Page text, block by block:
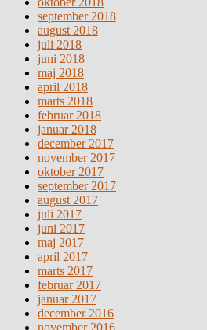
september 2018
august 2018
juli 2018
juni 2018
maj 2018
april 2018
marts 2018
februar 2018
januar 2018
december 2017
november 2017
oktober 2017
september 2017
august 2017
juli 2017
juni 2017
maj 2017
april 2017
marts 2017
februar 2017
januar 2017
december 2016
november 2016